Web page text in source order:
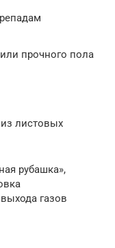
прочного пола
листовых
рубашка»,
газов